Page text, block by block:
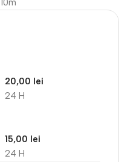
10m
24 H
20,00 lei
24 H
15,00 lei